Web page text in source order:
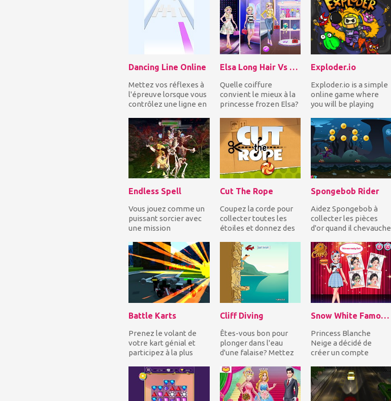
métamorphoser!...
Clarence!...
Dancing Line Online
Mettez vos réflexes à
l'épreuve lorsque vous
contrôlez une ligne en
devez constam...
Elsa Long Hair Vs Short Hair Fashion
Quelle coiffure
convient le mieux à la
princesse frozen Elsa?
longues et courts...
Exploder.io
Exploder.io is a simple
online game where
you will be playing
server. It’s a ga...
Endless Spell
Vous jouez comme un
puissant sorcier avec
une mission
fermer les trois
portails prè...
Cut The Rope
Coupez la corde pour
collecter toutes les
étoiles et donnez des
pour compléter chaq...
Spongebob Rider
Aidez Spongebob à
collecter les pièces
d'or quand il chevauche
l'eau! Mais vo...
Battle Karts
Prenez le volant de
votre kart génial et
participez à la plus
kart de combat d...
Cliff Diving
Êtes-vous bon pour
plonger dans l'eau
d'une falaise? Mettez
plongée à l'épreuve...
Snow White Famous On Snapchat
Princess Blanche
Neige a décidé de
créer un compte
meilleur ami, Frozen
Elsa, a su...